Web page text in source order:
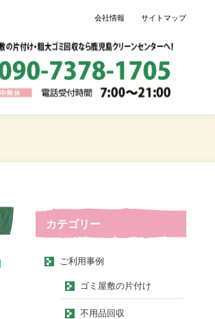
会社情報 サイトマップ
カテゴリー
ご利用事例
ゴミ屋敷の片付け
不用品回収